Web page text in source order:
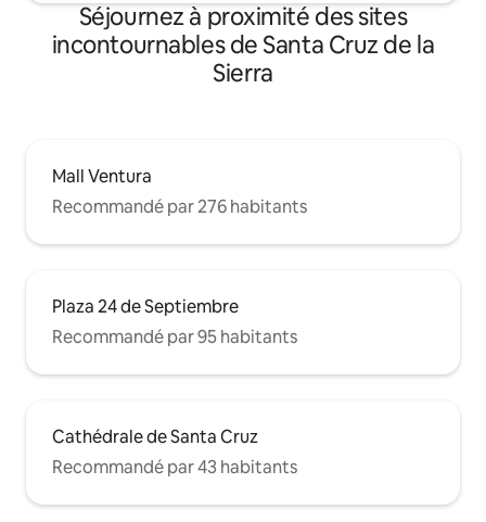
Séjournez à proximité des sites
incontournables de Santa Cruz de la
Sierra
Mall Ventura
Recommandé par 276 habitants
Plaza 24 de Septiembre
Recommandé par 95 habitants
Cathédrale de Santa Cruz
Recommandé par 43 habitants